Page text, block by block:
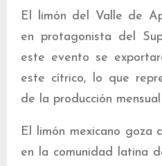
El limón del Valle de
en protagonista del
este evento se
este cítrico, lo que
de la producción
El limón mexicano goza
en la comunidad latina